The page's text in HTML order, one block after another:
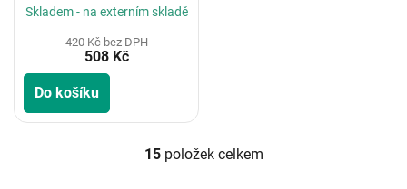
Skladem - na externím skladě
420 Kč bez DPH
508 Kč
Do košíku
O
15položek celkem